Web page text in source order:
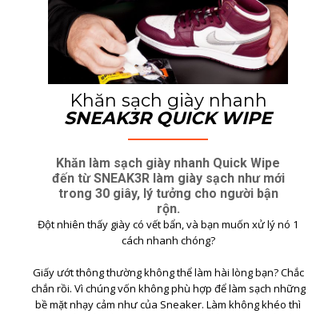
Đột nhiên thấy giày có vết bẩn, và bạn muốn xử lý nó 1
cách nhanh chóng?
Giấy ướt thông thường không thể làm hài lòng bạn? Chắc
chắn rồi. Vì chúng vốn không phù hợp để làm sạch những
bề mặt nhạy cảm như của Sneaker. Làm không khéo thì
Khăn sạch giày nhanh
SNEAK3R QUICK WIPE
Khăn làm sạch giày nhanh Quick Wipe
đến từ SNEAK3R làm giày sạch như mới
trong 30 giây, lý tưởng cho người bận
rộn.